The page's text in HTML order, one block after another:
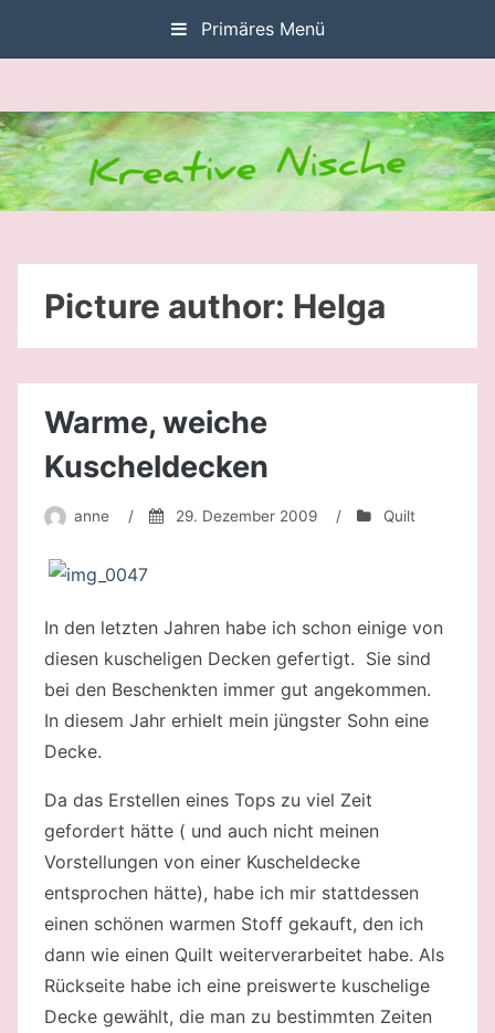
springen
Primäres Menü
Picture author: Helga
Warme, weiche
Kuscheldecken
anne / 29. Dezember 2009 / Quilt
In den letzten Jahren habe ich schon einige von
diesen kuscheligen Decken gefertigt. Sie sind
bei den Beschenkten immer gut angekommen.
In diesem Jahr erhielt mein jüngster Sohn eine
Decke.
Da das Erstellen eines Tops zu viel Zeit
gefordert hätte ( und auch nicht meinen
Vorstellungen von einer Kuscheldecke
entsprochen hätte), habe ich mir stattdessen
einen schönen warmen Stoff gekauft, den ich
dann wie einen Quilt weiterverarbeitet habe. Als
Rückseite habe ich eine preiswerte kuschelige
Decke gewählt, die man zu bestimmten Zeiten